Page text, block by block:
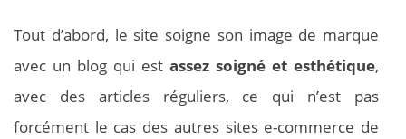
Tout d’abord, le site soigne son image de marque
avec un blog qui est assez soigné et esthétique,
avec des articles réguliers, ce qui n’est pas
forcément le cas des autres sites e-commerce de